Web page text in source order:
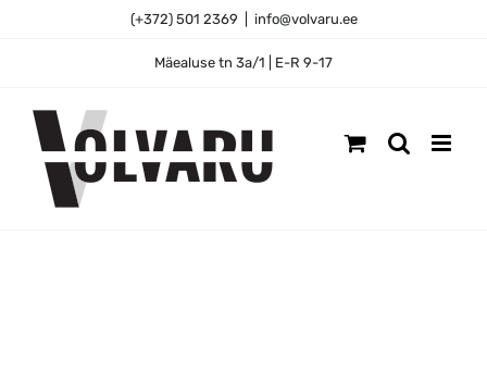
(+372) 501 2369 info@volvaru.ee
Mäealuse tn 3a/1 | E-R 9-17